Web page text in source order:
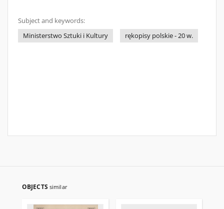
Subject and keywords:
Ministerstwo Sztuki i Kultury
rękopisy polskie - 20 w.
OBJECTS similar